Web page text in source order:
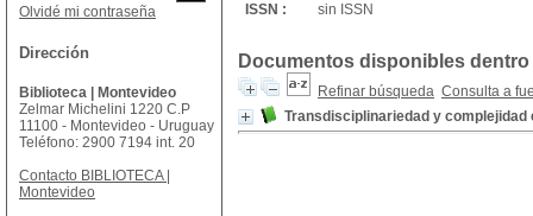
ISSN :
sin ISSN
Documentos disponibles
Refinar búsqueda Consulta a
Transdisciplinariedad y complejidad
Olvidé mi contraseña
Dirección
Biblioteca | Montevideo
Zelmar Michelini 1220 C.P
11100 - Montevideo - Uruguay
Teléfono: 2900 7194 int. 20
Contacto BIBLIOTECA |
Montevideo